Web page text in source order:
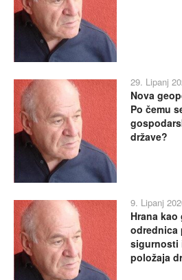
29. Lipanj
Nova
Po čemu
države?
9. Lipanj
Hrana
odrednica
sigurnosti
položaja